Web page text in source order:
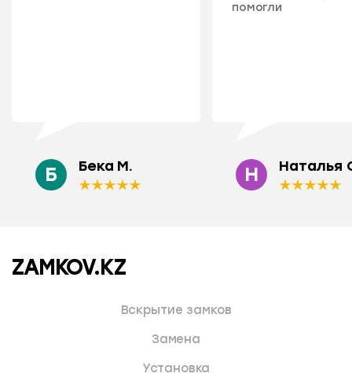
Б Бека М.
помогли
Н Наталья
ZAMKOV.KZ
Вскрытие замков
Замена
Установка